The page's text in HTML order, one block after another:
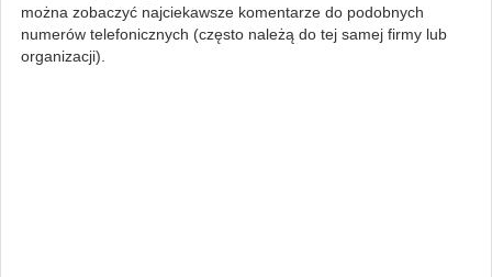
można zobaczyć najciekawsze komentarze do podobnych
numerów telefonicznych (często należą do tej samej firmy lub
organizacji).